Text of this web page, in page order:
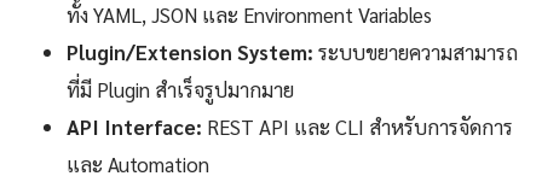
ทั้ง YAML, JSON และ Environment Variables
Plugin/Extension System: ระบบขยายความสามารถ
ที่มี Plugin สำเร็จรูปมากมาย
API Interface: REST API และ CLI สำหรับการจัดการ
และ Automation